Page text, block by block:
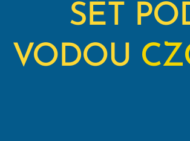
SĚT
VODOU